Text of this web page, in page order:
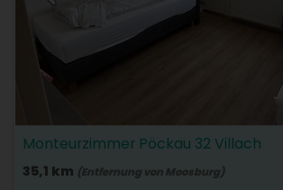
Monteurzimmer Pöckau 32 Villach
35,1 km (Entfernung von Moosburg)